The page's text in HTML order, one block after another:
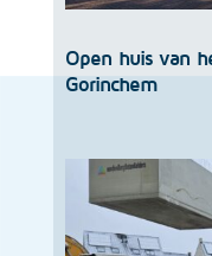
Open huis van
Gorinchem